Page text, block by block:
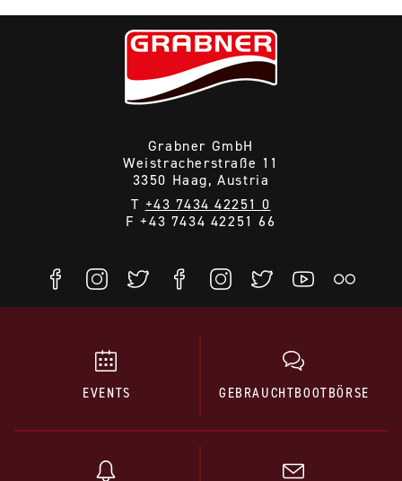
Grabner GmbH
Weistracherstraße 11
3350 Haag, Austria
T +43 7434 42251 0
F +43 7434 42251 66
EVENTS GEBRAUCHTBOOTBÖRSE